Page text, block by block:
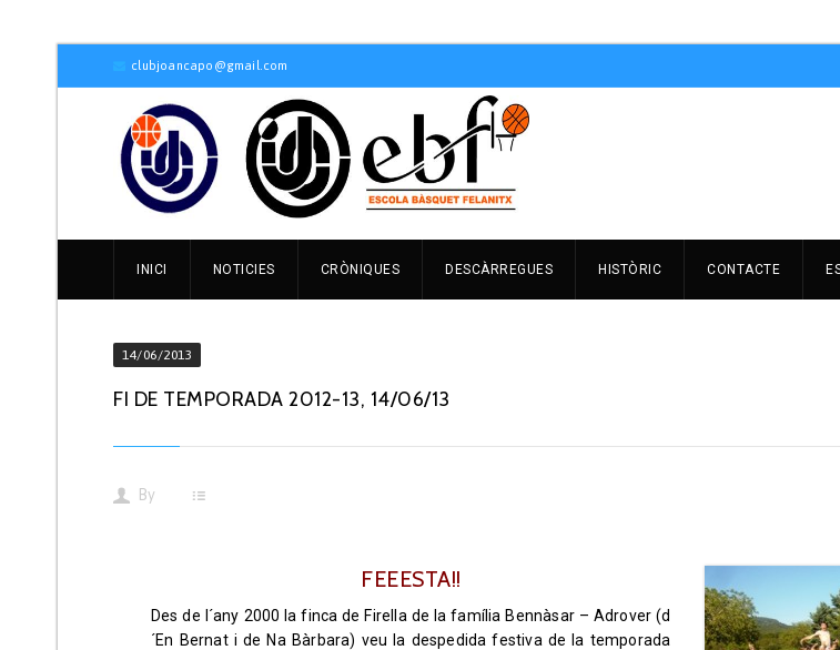
clubjoancapo@gmail.com
INICI NOTICIES CRÒNIQUES DESCÀRREGUES HISTÒRIC CONTACTE
14/06/2013
FI DE TEMPORADA 2012-13, 14/06/13
By
FEEESTA!!
Des de l´any 2000 la finca de Firella de la família Bennàsar – Adrover (d
´En Bernat i de Na Bàrbara) veu la despedida festiva de la temporada